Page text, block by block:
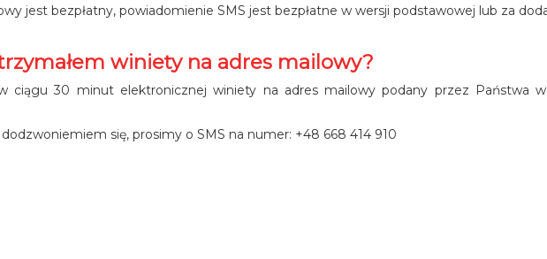
jest bezpłatny, powiadomienie SMS jest bezpłatne w wersji podstawowej lub za
winiety na adres mailowy?
ciągu 30 minut elektronicznej winiety na adres mailowy podany przez Państwa
się, prosimy o SMS na numer: +48 668 414 910